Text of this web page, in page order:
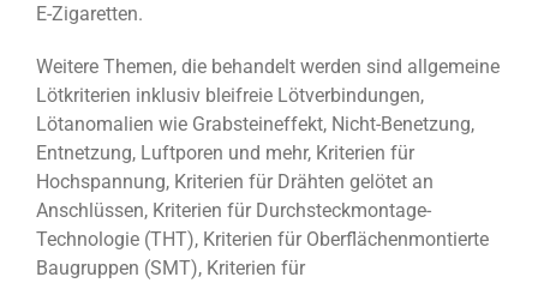
E-Zigaretten.
Weitere Themen, die behandelt werden sind allgemeine
Lötkriterien inklusiv bleifreie Lötverbindungen,
Lötanomalien wie Grabsteineffekt, Nicht-Benetzung,
Entnetzung, Luftporen und mehr, Kriterien für
Hochspannung, Kriterien für Drähten gelötet an
Anschlüssen, Kriterien für Durchsteckmontage-
Technologie (THT), Kriterien für Oberflächenmontierte
Baugruppen (SMT), Kriterien für